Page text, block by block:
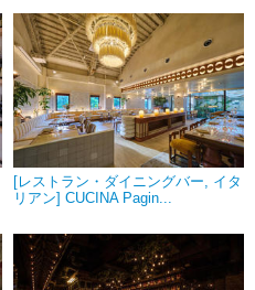
[レストラン・ダイニングバー, イタ
リアン] CUCINA Pagin...